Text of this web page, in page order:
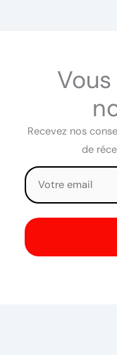
Recevez nos
de